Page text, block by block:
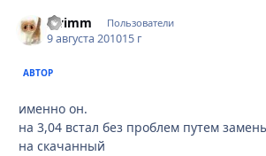
swimm Пользователи
9 августа 201015 г
АВТОР
именно он.
на 3,04 встал без проблем путем
на скачанный